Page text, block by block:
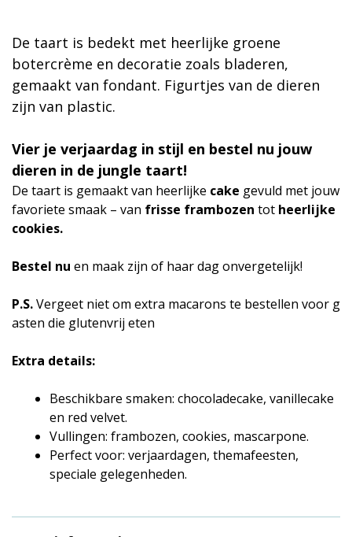
De taart is bedekt met heerlijke groene
botercrème en decoratie zoals bladeren,
gemaakt van fondant. Figurtjes van de dieren
zijn van plastic.
Vier je verjaardag in stijl en bestel nu jouw
dieren in de jungle taart!
De taart is gemaakt van heerlijke cake gevuld met jouw
favoriete smaak – van frisse frambozen tot heerlijke
cookies.
Bestel nu en maak zijn of haar dag onvergetelijk!
P.S.Vergeet niet om extra macarons te bestellen voor g
asten die glutenvrij eten
Extra details:
Beschikbare smaken: chocoladecake, vanillecake
en red velvet.
Vullingen: frambozen, cookies, mascarpone.
Perfect voor: verjaardagen, themafeesten,
speciale gelegenheden.